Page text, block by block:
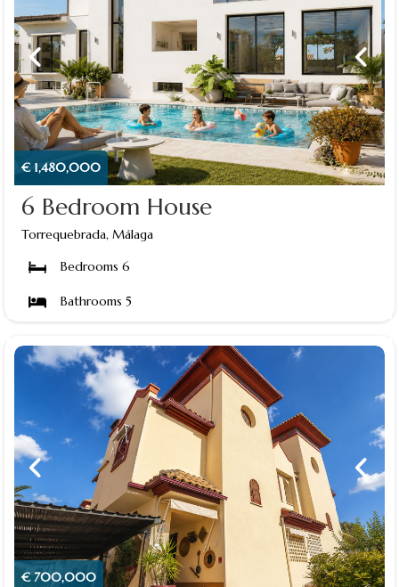
€ 1,480,000
6 Bedroom House
Torrequebrada, Málaga
Bedrooms 6
Bathrooms 5
€ 700,000